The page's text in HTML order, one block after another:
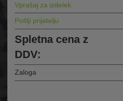
Vprašaj za izdelek
Pošlji prijatelju
Spletna cena z
DDV:
Zaloga